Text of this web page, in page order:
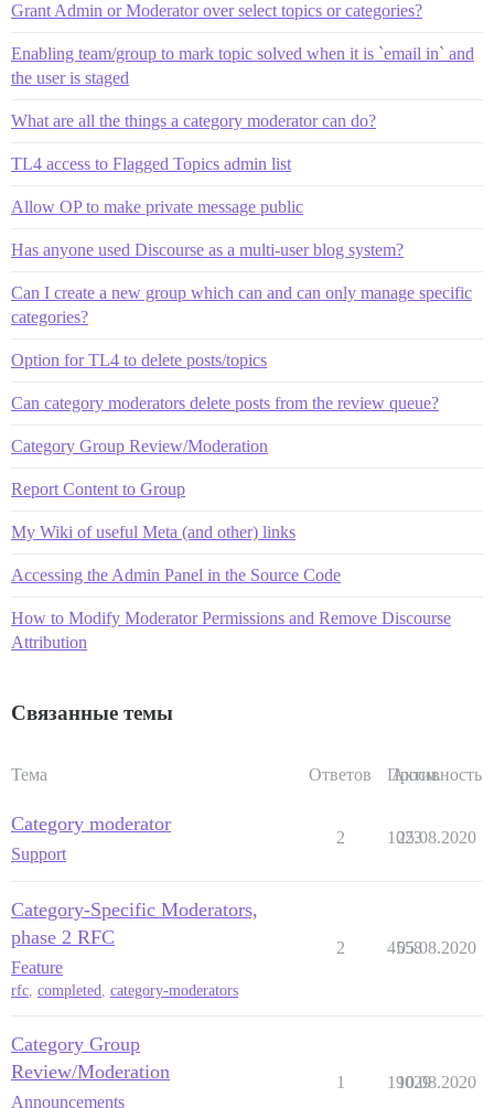
Grant Admin or Moderator over select topics or categories?
Enabling team/group to mark topic solved when it is `email in` and
the user is staged
What are all the things a category moderator can do?
TL4 access to Flagged Topics admin list
Allow OP to make private message public
Has anyone used Discourse as a multi-user blog system?
Can I create a new group which can and can only manage specific
categories?
Option for TL4 to delete posts/topics
Can category moderators delete posts from the review queue?
Category Group Review/Moderation
Report Content to Group
My Wiki of useful Meta (and other) links
Accessing the Admin Panel in the Source Code
How to Modify Moderator Permissions and Remove Discourse
Attribution
Связанные темы
Тема Ответов Просм.
Активность
Category moderator
Support
2 1023
25.08.2020
Category-Specific Moderators,
phase 2 RFC
Feature
rfc, completed, category-moderators
2 4558
05.08.2020
Category Group
Review/Moderation
Announcements
1 19029
10.08.2020